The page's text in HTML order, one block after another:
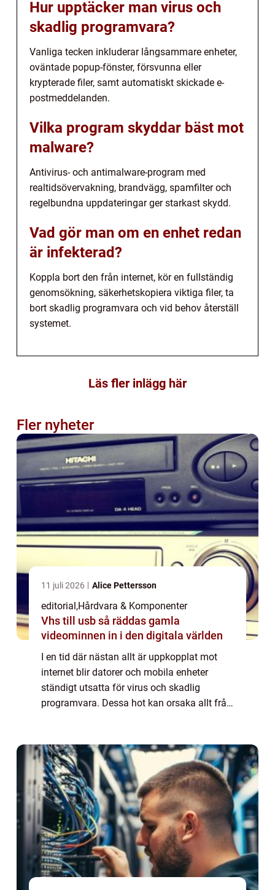
Hur upptäcker man virus och
skadlig programvara?
Vanliga tecken inkluderar långsammare enheter,
oväntade popup-fönster, försvunna eller
krypterade filer, samt automatiskt skickade e-
postmeddelanden.
Vilka program skyddar bäst mot
malware?
Antivirus- och antimalware-program med
realtidsövervakning, brandvägg, spamfilter och
regelbundna uppdateringar ger starkast skydd.
Vad gör man om en enhet redan
är infekterad?
Koppla bort den från internet, kör en fullständig
genomsökning, säkerhetskopiera viktiga filer, ta
bort skadlig programvara och vid behov återställ
systemet.
Läs fler inlägg här
Fler nyheter
11 juli 2026 Alice Pettersson
editorial,Hårdvara & Komponenter
Vhs till usb så räddas gamla
videominnen in i den digitala världen
I en tid där nästan allt är uppkopplat mot
internet blir datorer och mobila enheter
ständigt utsatta för virus och skadlig
programvara. Dessa hot kan orsaka allt från